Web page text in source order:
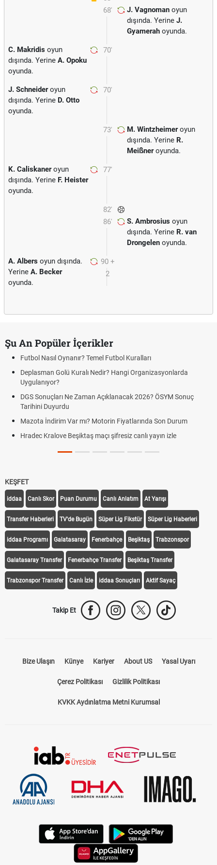
68'
J. Vagnoman oyun
dışında. Yerine J.
Gyamerah oyunda.
70'
C. Makridis oyun
dışında. Yerine A. Opoku
oyunda.
70'
J. Schneideroyun
dışında. Yerine D. Otto
oyunda.
73' M. Wintzheimeroyun
dışında. Yerine R.
Meißneroyunda.
77'
K. Caliskaneroyun
dışında. Yerine F. Heister
oyunda.
82'
86'
S. Ambrosius oyun
dışında. Yerine R. van
Drongelen oyunda.
90 +
2
A. Albers oyun dışında.
Yerine A. Becker
oyunda.
Şu An Popüler İçerikler
Futbol Nasıl Oynanır? Temel Futbol Kuralları
Deplasman Golü Kuralı Nedir? Hangi Organizasyonlarda
Uygulanıyor?
DGS Sonuçları Ne Zaman Açıklanacak 2026? ÖSYM Sonuç
Tarihini Duyurdu
Mazota İndirim Var mı? Motorin Fiyatlarında Son Durum
Hradec Kralove Beşiktaş maçı şifresiz canlı yayın izle
KEŞFET
iddaa Canlı Skor Puan Durumu Canlı Anlatım At Yarışı
Transfer Haberleri TV'de Bugün Süper Lig Fikstür Süper Lig Haberleri
iddaa Programı Galatasaray Fenerbahçe Beşiktaş Trabzonspor
Galatasaray Transfer Fenerbahçe Transfer Beşiktaş Transfer
Trabzonspor Transfer Canlı İzle iddaa Sonuçları Aktif Sayaç
Takip Et
Bize Ulaşın Künye Kariyer About US Yasal Uyarı
Çerez Politikası Gizlilik Politikası
KVKK Aydınlatma Metni Kurumsal